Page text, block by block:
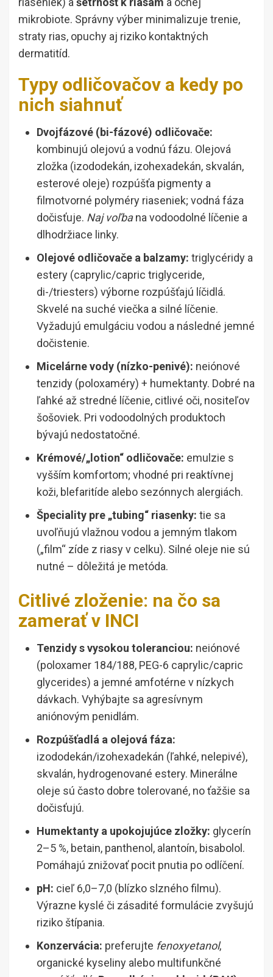
mikrobiote. Správny výber minimalizuje trenie,
straty rias, opuchy aj riziko kontaktných
dermatitíd.
Typy odličovačov a kedy po
nich siahnuť
Dvojfázové (bi-fázové) odličovače:
kombinujú olejovú a vodnú fázu. Olejová
zložka (izododekán, izohexadekán, skvalán,
esterové oleje) rozpúšťa pigmenty a
filmotvorné polyméry riaseniek; vodná fáza
dočisťuje. Naj voľbana vodoodolné líčenie a
dlhodržiace linky.
Olejové odličovače a balzamy: triglycéridy a
estery (caprylic/capric triglyceride,
di-/triesters) výborne rozpúšťajú líčidlá.
Skvelé na suché viečka a silné líčenie.
Vyžadujú emulgáciu vodou a následné jemné
dočistenie.
Micelárne vody (nízko-penivé): neiónové
tenzidy (poloxaméry) + humektanty. Dobré na
ľahké až stredné líčenie, citlivé oči, nositeľov
šošoviek. Pri vodoodolných produktoch
bývajú nedostatočné.
Krémové/„lotion“ odličovače: emulzie s
vyšším komfortom; vhodné pri reaktívnej
koži, blefaritíde alebo sezónnych alergiách.
Špeciality pre „tubing“ riasenky: tie sa
uvoľňujú vlažnou vodou a jemným tlakom
(„film“ zíde z riasy v celku). Silné oleje nie sú
nutné – dôležitá je metóda.
Citlivé zloženie: na čo sa
zamerať v INCI
Tenzidy s vysokou toleranciou: neiónové
(poloxamer 184/188, PEG-6 caprylic/capric
glycerides) a jemné amfotérne v nízkych
dávkach. Vyhýbajte sa agresívnym
aniónovým penidlám.
Rozpúšťadlá a olejová fáza:
izododekán/izohexadekán (ľahké, nelepivé),
skvalán, hydrogenované estery. Minerálne
oleje sú často dobre tolerované, no ťažšie sa
dočisťujú.
Humektanty a upokojujúce zložky: glycerín
2–5 %, betain, panthenol, alantoín, bisabolol.
Pomáhajú znižovať pocit pnutia po odlíčení.
pH: cieľ 6,0–7,0 (blízko slzného filmu).
Výrazne kyslé či zásadité formulácie zvyšujú
riziko štípania.
Konzervácia: preferujte fenoxyetanol,
organické kyseliny alebo multifunkčné